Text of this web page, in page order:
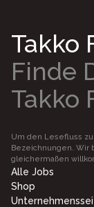
Takko
Finde
Takko
Um den Lesefluss
Bezeichnungen. Wir
gleichermaßen
Alle Jobs
Shop